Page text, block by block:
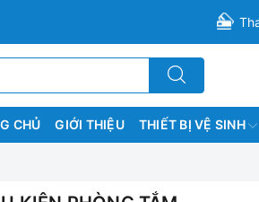
CHỦ GIỚI THIỆU THIẾT BỊ VỆ SINH